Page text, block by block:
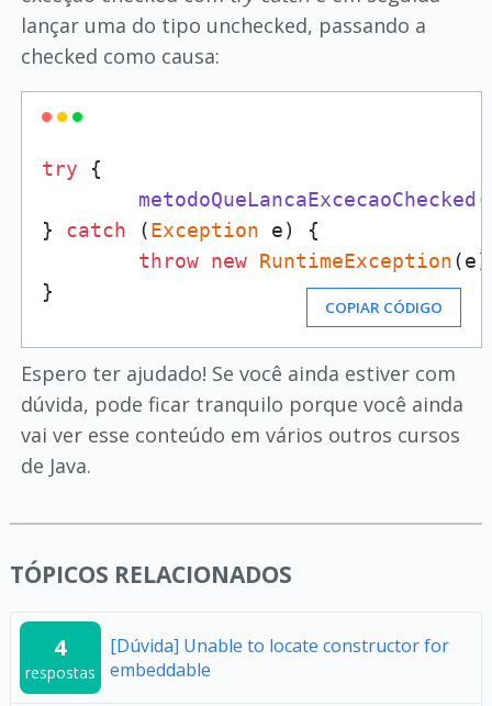
lançar uma do tipo unchecked, passando a
checked como causa:
try {
metodoQueLancaExcecaoChecked
} catch (Exception e) {
throw new RuntimeException
}
COPIAR CÓDIGO
Espero ter ajudado! Se você ainda estiver com
dúvida, pode ficar tranquilo porque você ainda
vai ver esse conteúdo em vários outros cursos
de Java.
TÓPICOS RELACIONADOS
4
respostas
[Dúvida] Unable to locate constructor for
embeddable